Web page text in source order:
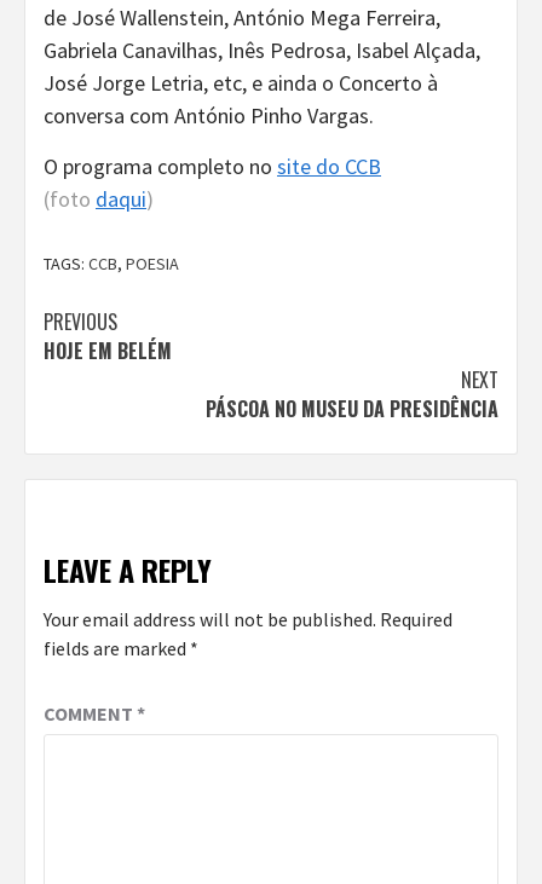
de José Wallenstein, António Mega Ferreira,
Gabriela Canavilhas, Inês Pedrosa, Isabel Alçada,
José Jorge Letria, etc, e ainda o Concerto à
conversa com António Pinho Vargas.
O programa completo no site do CCB
(foto daqui)
TAGS: CCB, POESIA
Continue
Reading
PREVIOUS
HOJE EM BELÉM
NEXT
PÁSCOA NO MUSEU DA PRESIDÊNCIA
LEAVE A REPLY
Your email address will not be published. Required
fields are marked *
COMMENT *